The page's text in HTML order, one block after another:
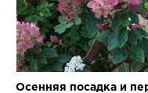
Осенняя посадка и